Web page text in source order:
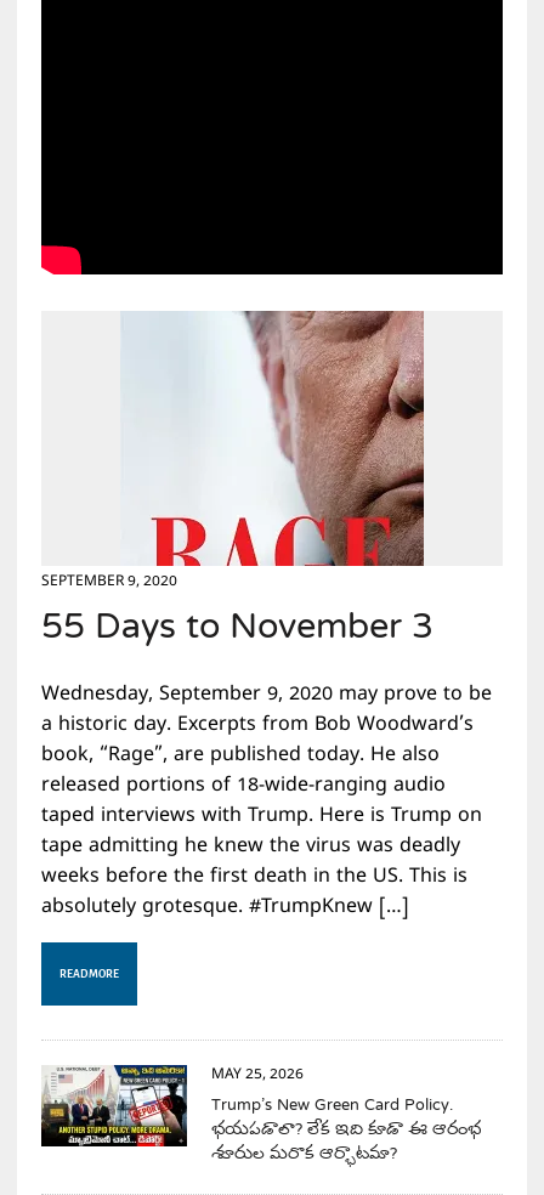
SEPTEMBER 9, 2020
55 Days to November 3
Wednesday, September 9, 2020 may prove to be
a historic day. Excerpts from Bob Woodward’s
book, “Rage”, are published today. He also
released portions of 18-wide-ranging audio
taped interviews with Trump. Here is Trump on
tape admitting he knew the virus was deadly
weeks before the first death in the US. This is
absolutely grotesque. #TrumpKnew […]
READ MORE
MAY 25, 2026
Trump’s New Green Card Policy.
భయపడాలా? లేక ఇది కూడా ఈ ఆరంభ
శూరుల మరొక ఆర్భాటమా?